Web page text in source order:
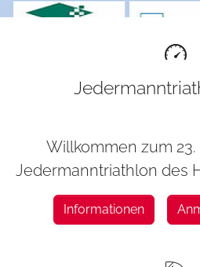
Willkommen zum 23.
Jedermanntriathlon des
Informationen